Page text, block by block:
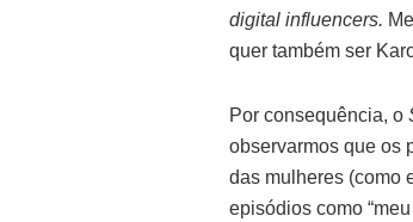
digital influencers.
quer também ser
Por consequência, o
observarmos que os
das mulheres (como
episódios como